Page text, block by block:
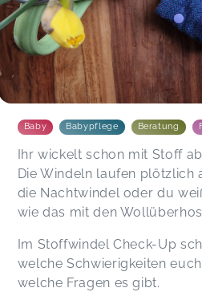
Baby Babypflege Beratung
Ihr wickelt schon mit Stoff
Die Windeln laufen plötzlich
die Nachtwindel oder du
wie das mit den
Im Stoffwindel Check-Up
welche Schwierigkeiten
welche Fragen es gibt.